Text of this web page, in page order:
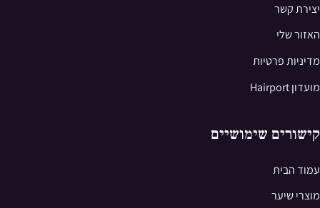
יצירת קשר
האזור שלי
מדיניות פרטיות
מועדון Hairport
קישורים שימושיים
עמוד הבית
מוצרי שיער